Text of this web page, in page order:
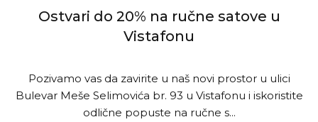
Ostvari do 20% na ručne satove u
Vistafonu
Pozivamo vas da zavirite u naš novi prostor u ulici
Bulevar Meše Selimovića br. 93 u Vistafonu i iskoristite
odlične popuste na ručne s...